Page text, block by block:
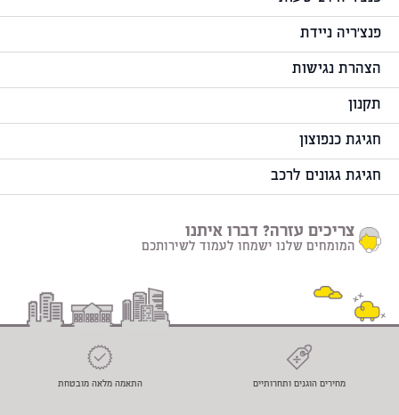
פנצ'ריה ניידת
הצהרת נגישות
תקנון
חגיגת כנפוצון
חגיגת גגונים לרכב
צריכים עזרה? דברו איתנו
המומחים שלנו ישמחו לעמוד לשירותכם
מחירים הוגנים ותחרותיים התאמה מלאה מובטחת